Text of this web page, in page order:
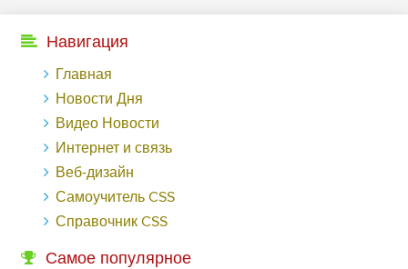
Навигация
Главная
Новости Дня
Видео Новости
Интернет и связь
Веб-дизайн
Самоучитель CSS
Справочник CSS
Самое популярное